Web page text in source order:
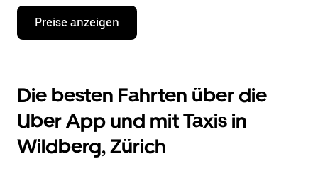
Drücke
Nach-
mit
dem
Kalender
zu
interagieren
und
Preise anzeigen
Die besten Fahrten über die
Uber App und mit Taxis in
Wildberg, Zürich